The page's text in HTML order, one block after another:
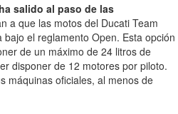
salido al paso de las
a que las motos del Ducati Team
el reglamento Open. Esta opción
de un máximo de 24 litros de
disponer de 12 motores por piloto.
máquinas oficiales, al menos de